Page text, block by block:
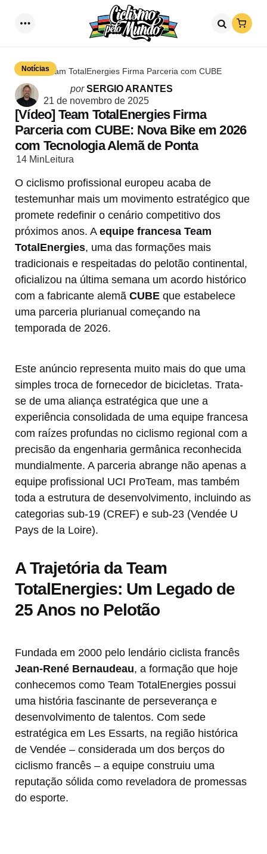
Loja
NotíciasTeam TotalEnergies Firma Parceria com CUBE
Postado
por
porSERGIO ARANTES
21 de novembro de 2025
[Vídeo] Team TotalEnergies Firma
Parceria com CUBE: Nova Bike em 2026
com Tecnologia Alemã de Ponta
14 Min Leitura
O ciclismo profissional europeu acaba de
testemunhar mais um movimento estratégico que
promete redefinir o cenário competitivo dos
próximos anos. A equipe francesa Team
TotalEnergies, uma das formações mais
tradicionais e respeitadas do pelotão continental,
oficializou na última semana um acordo histórico
com a fabricante alemã CUBE que estabelece
uma parceria plurianual começando na
temporada de 2026.
Este anúncio representa muito mais do que uma
simples troca de fornecedor de bicicletas. Trata-
se de uma aliança estratégica que une a
experiência consolidada de uma equipe francesa
com raízes profundas no ciclismo regional com a
precisão da engenharia germânica reconhecida
mundialmente. A parceria abrange não apenas a
equipe profissional UCI ProTeam, mas também
toda a estrutura de desenvolvimento, incluindo as
categorias sub-19 (CREF) e sub-23 (Vendée U
Pays de la Loire).
A Trajetória da Team
TotalEnergies: Um Legado de
25 Anos no Pelotão
Fundada em 2000 pelo lendário ciclista francês
Jean-René Bernaudeau, a formação que hoje
conhecemos como Team TotalEnergies possui
uma história fascinante de perseverança e
desenvolvimento de talentos. Com sede
estratégica em Les Essarts, na região histórica
de Vendée – considerada um dos berços do
ciclismo francês – a equipe construiu uma
reputação sólida como reveladora de promessas
do esporte.